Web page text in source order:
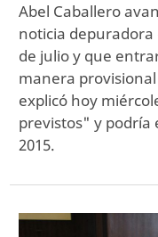
Abel Caballero
noticia depuradora
de julio y que
manera provisional
explicó hoy
previstos" y podría
2015.